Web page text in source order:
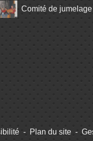
Comité de
- Plan du site -